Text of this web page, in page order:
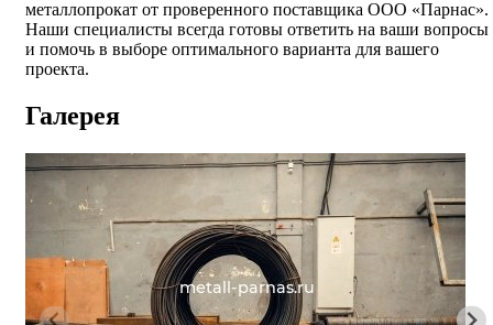
металлопрокат от проверенного поставщика ООО «Парнас».
Наши специалисты всегда готовы ответить на ваши вопросы
и помочь в выборе оптимального варианта для вашего
проекта.
Галерея